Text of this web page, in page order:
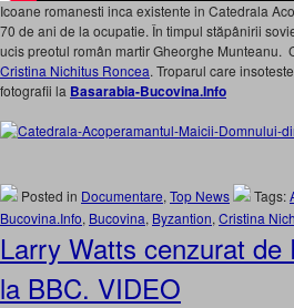
Icoane romanesti inca existente in Catedrala
70 de ani de la ocupatie. În timpul stăpânirii
ucis preotul român martir Gheorghe Munteanu.
Cristina Nichitus Roncea. Troparul care
fotografii la Basarabia-Bucovina.Info
Posted in Documentare, Top News Tags:
Bucovina.Info, Bucovina, Byzantion, Cristina
Larry Watts cenzurat
la BBC. VIDEO